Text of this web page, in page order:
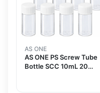
AS ONE
AS ONE PS Screw Tube
Bottle SCC 10mL 20